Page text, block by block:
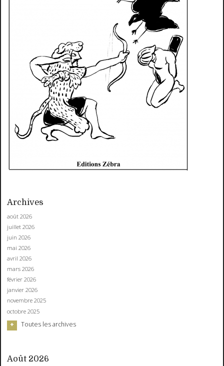
Archives
août 2026
juillet 2026
juin 2026
mai 2026
avril 2026
mars 2026
février 2026
janvier 2026
novembre 2025
octobre 2025
Toutes les archives
Août 2026